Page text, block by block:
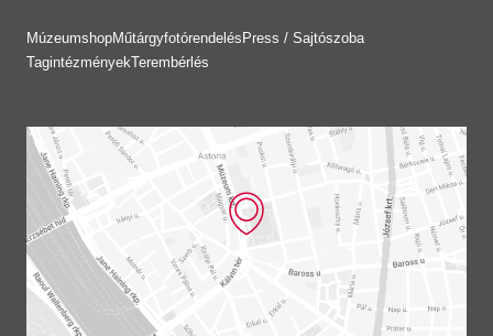
MúzeumshopMűtárgyfotórendelés Press / Sajtószoba
TagintézményekTerembérlés